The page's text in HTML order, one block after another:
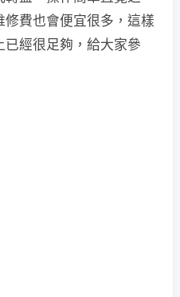
費也會便宜很多，這樣
經很足夠，給大家參